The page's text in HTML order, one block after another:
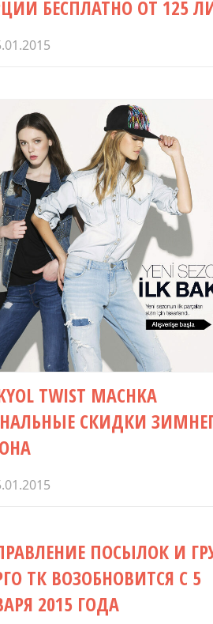
БЕСПЛАТНО ОТ 125
TWIST MACHKA
СКИДКИ
ПОСЫЛОК И
ТК ВОЗОБНОВИТСЯ С 5
2015 ГОДА